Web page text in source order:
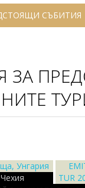
СЪБИТИЯ
Унгария
TUR